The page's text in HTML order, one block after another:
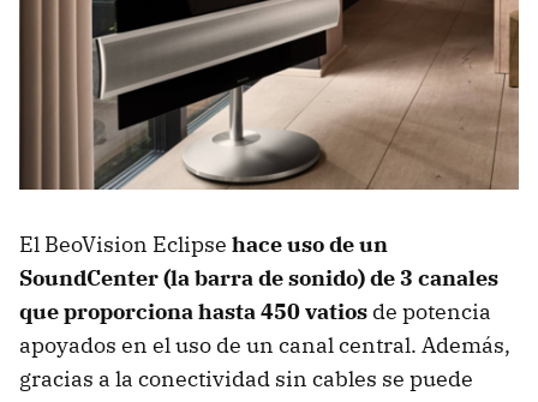
El BeoVision Eclipse hace uso de un
SoundCenter (la barra de sonido) de 3 canales
que proporciona hasta 450 vatios de potencia
apoyados en el uso de un canal central. Además,
gracias a la conectividad sin cables se puede